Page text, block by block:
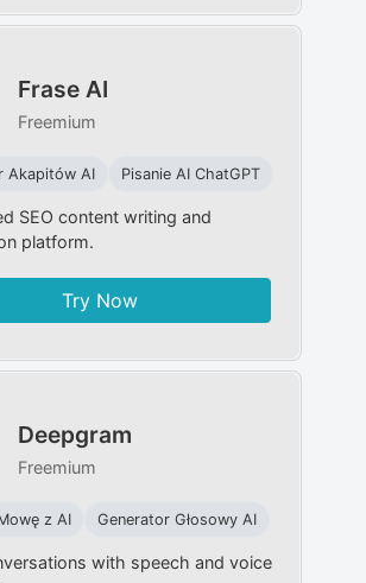
Frase AI
Freemium
Akapitów AI Pisanie AI ChatGPT
SEO content writing and
platform.
Try Now
Deepgram
Freemium
z AI Generator Głosowy AI
with speech and voice